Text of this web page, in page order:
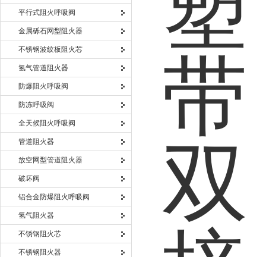
平行式阻火呼吸阀
金属砾石网型阻火器
不锈钢波纹板阻火芯
氢气管道阻火器
防爆阻火呼吸阀
防冻呼吸阀
全天候阻火呼吸阀
管道阻火器
放空网型管道阻火器
破坏阀
铝合金防爆阻火呼吸阀
氢气阻火器
不锈钢阻火芯
不锈钢阻火器